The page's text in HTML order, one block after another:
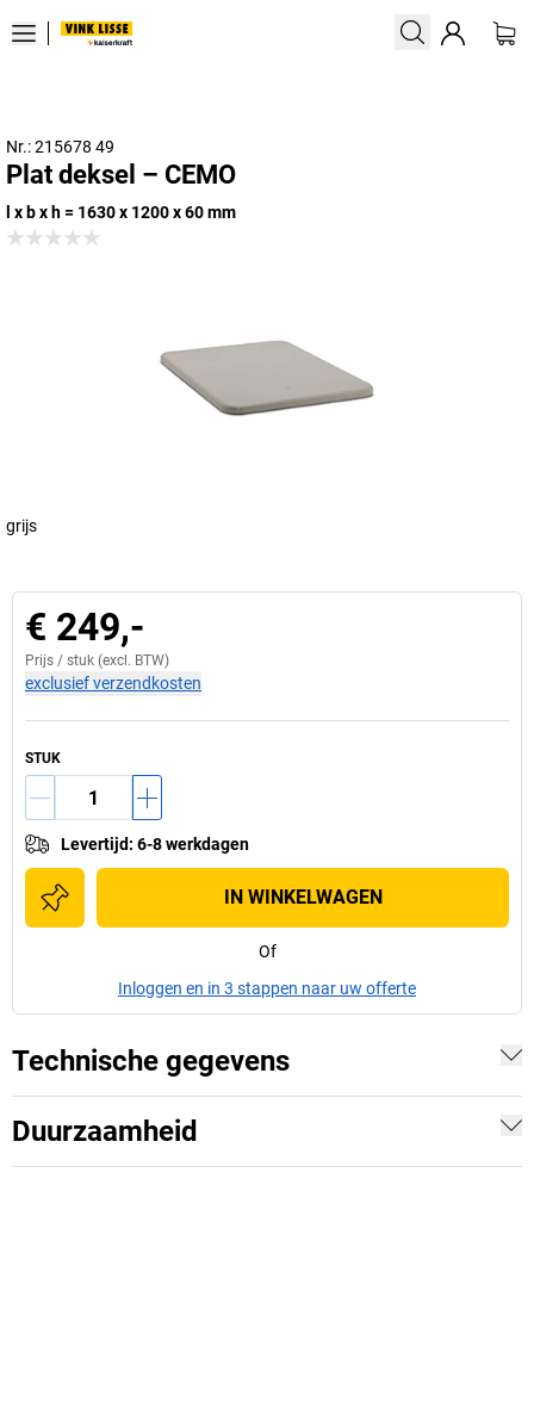
Nr.: 215678 49
Plat deksel – CEMO
l x b x h = 1630 x 1200 x 60 mm
grijs
€ 249,-
Prijs / stuk (excl. BTW)
exclusief verzendkosten
STUK
Levertijd: 6-8 werkdagen
IN WINKELWAGEN
Of
Inloggen en in 3 stappen naar uw offerte
Technische gegevens
Duurzaamheid